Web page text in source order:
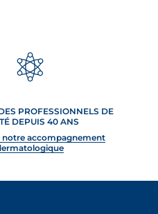
PROFESSIONNELS DE
DEPUIS 40 ANS
notre accompagnement